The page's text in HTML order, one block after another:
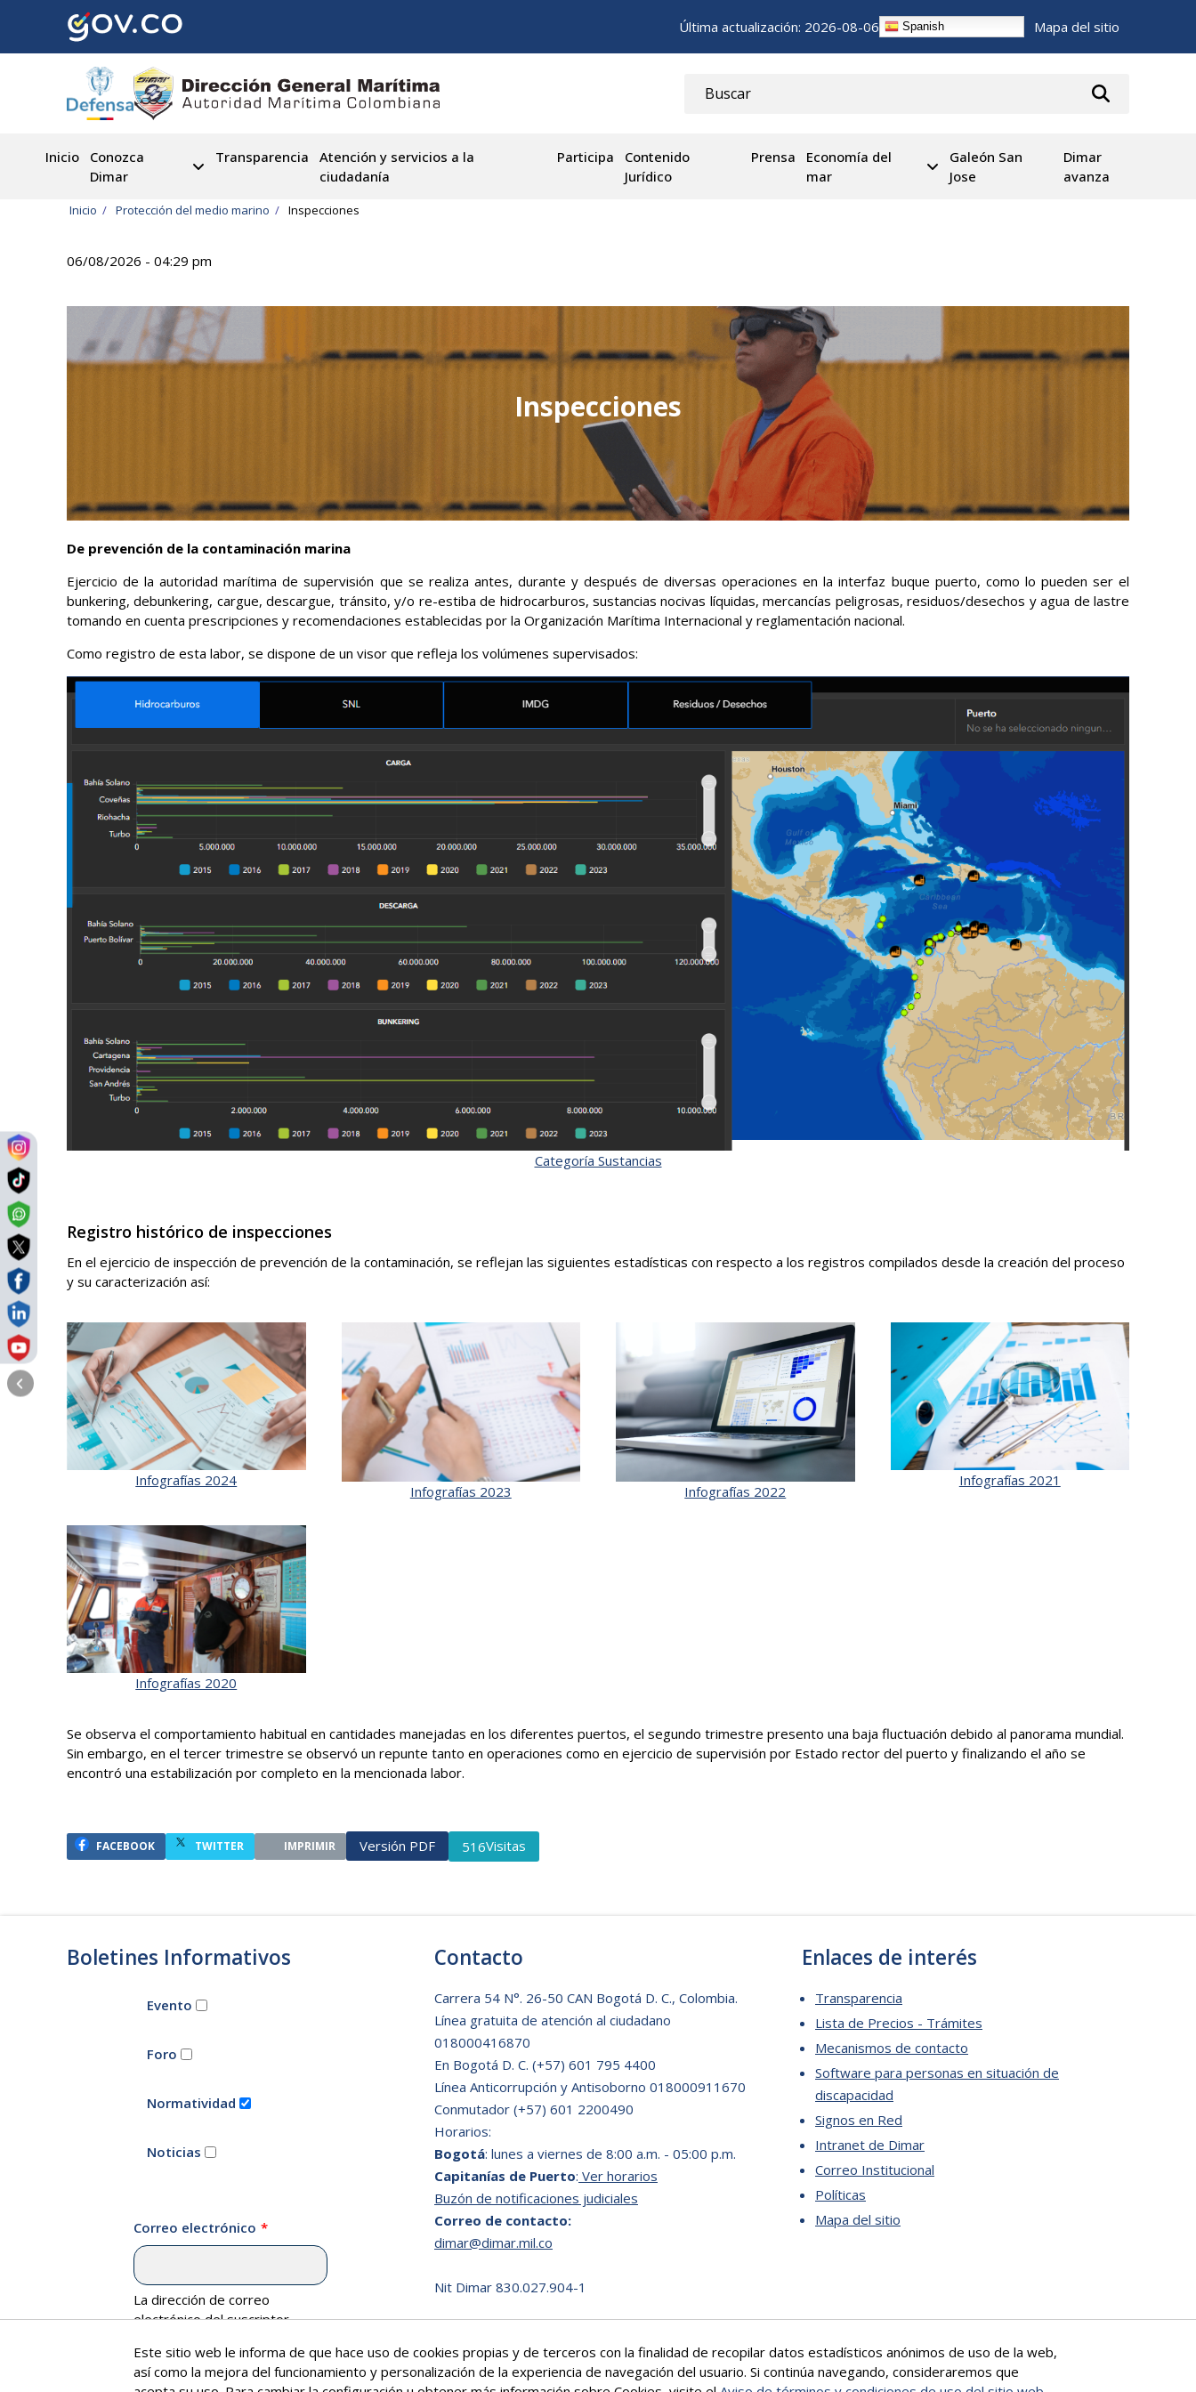
contenido
Última actualización: 2026-08-06 Spanish Mapa del sitio
Inicio
Conozca
Dimar
Transparencia
Atención y servicios a la
ciudadanía
Participa
Contenido
Jurídico
Prensa
Economía del
mar
Galeón San
Jose
Dimar
avanza
Inicio Protección del medio marino Inspecciones
06/08/2026 - 04:29 pm
Inspecciones
De prevención de la contaminación marina
Ejercicio de la autoridad marítima de supervisión que se realiza antes, durante y después de diversas operaciones en la interfaz buque puerto, como lo pueden ser el
bunkering, debunkering, cargue, descargue, tránsito, y/o re-estiba de hidrocarburos, sustancias nocivas líquidas, mercancías peligrosas, residuos/desechos y agua de lastre
tomando en cuenta prescripciones y recomendaciones establecidas por la Organización Marítima Internacional y reglamentación nacional.
Como registro de esta labor, se dispone de un visor que refleja los volúmenes supervisados:
Imagen
Categoría Sustancias
Registro histórico de inspecciones
En el ejercicio de inspección de prevención de la contaminación, se reflejan las siguientes estadísticas con respecto a los registros compilados desde la creación del proceso
y su caracterización así:
Infografías 2024
Infografías 2020
Infografías 2023 Infografías 2022
Infografías 2021
Se observa el comportamiento habitual en cantidades manejadas en los diferentes puertos, el segundo trimestre presento una baja fluctuación debido al panorama mundial.
Sin embargo, en el tercer trimestre se observó un repunte tanto en operaciones como en ejercicio de supervisión por Estado rector del puerto y finalizando el año se
encontró una estabilización por completo en la mencionada labor.
FACEBOOK TWITTER IMPRIMIR Versión PDF 516Visitas
Boletines Informativos
Evento
Foro
Normatividad
Noticias
Correo electrónico
La dirección de correo
electrónico del suscriptor.
Contacto
Carrera 54 N°. 26-50 CAN Bogotá D. C., Colombia.
Línea gratuita de atención al ciudadano
018000416870
En Bogotá D. C. (+57) 601 795 4400
Línea Anticorrupción y Antisoborno 018000911670
Conmutador (+57) 601 2200490
Horarios:
Bogotá: lunes a viernes de 8:00 a.m. - 05:00 p.m.
Capitanías de Puerto: Ver horarios
Buzón de notificaciones judiciales
Correo de contacto:
dimar@dimar.mil.co
Nit Dimar 830.027.904-1
Enlaces de interés
Transparencia
Lista de Precios - Trámites
Mecanismos de contacto
Software para personas en situación de
discapacidad
Signos en Red
Intranet de Dimar
Correo Institucional
Políticas
Mapa del sitio
Este sitio web le informa de que hace uso de cookies propias y de terceros con la finalidad de recopilar datos estadísticos anónimos de uso de la web,
así como la mejora del funcionamiento y personalización de la experiencia de navegación del usuario. Si continúa navegando, consideraremos que